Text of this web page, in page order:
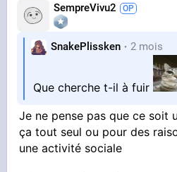
SempreVivu2
SnakePlissken 2 mois
Que cherche t-il à fuir
Je ne pense pas que ce soit
ça tout seul ou pour des
une activité sociale